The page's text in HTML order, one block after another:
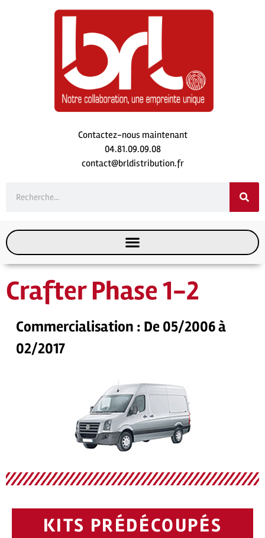
Contactez-nous maintenant
04.81.09.09.08
contact@brldistribution.fr
Crafter Phase 1-2
Commercialisation : De 05/2006 à
02/2017
KITS PRÉDÉCOUPÉS